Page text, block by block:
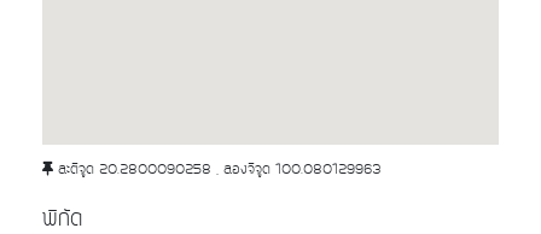
ละติจูด 20.2800090258 , ลองจิจูด 100.080129963
พิกัด